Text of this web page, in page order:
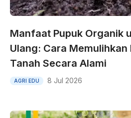
Manfaat Pupuk Organik
Ulang: Cara Memulihkan
Tanah Secara Alami
AGRI EDU 8 Jul 2026